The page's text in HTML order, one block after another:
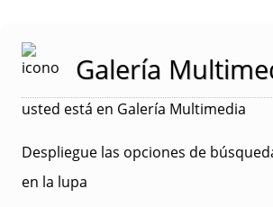
Galería
usted está en Galería Multimedia
Despliegue las opciones de
en la lupa